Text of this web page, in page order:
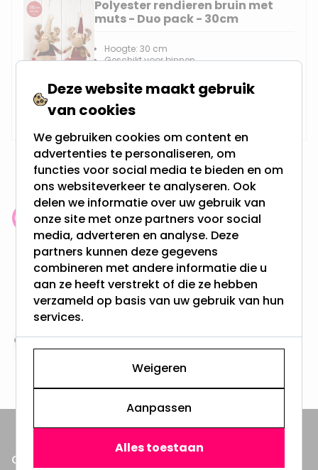
Polyester rendieren bruin met
muts - Duo pack - 30cm
Hoogte: 30 cm
Geschikt voor binnen
Op voorraad,
Vandaag verzonden
Klantenbeoordeling: 9.4/10
meer dan 100.000 klanten gingen u voor
Gratis verzending + snel geleverd
Vanaf EUR100,- naar NL & BE
& 100 dagen recht op retour
Altijd uit eigen voorraad
3000m2 - 60.000+ Producten
ONZE PRODUCTEN
Deze website maakt gebruik
van cookies
We gebruiken cookies om content en
advertenties te personaliseren, om
functies voor social media te bieden en om
ons websiteverkeer te analyseren. Ook
delen we informatie over uw gebruik van
onze site met onze partners voor social
media, adverteren en analyse. Deze
partners kunnen deze gegevens
combineren met andere informatie die u
aan ze heeft verstrekt of die ze hebben
verzameld op basis van uw gebruik van hun
services.
Weigeren
Aanpassen
Alles toestaan